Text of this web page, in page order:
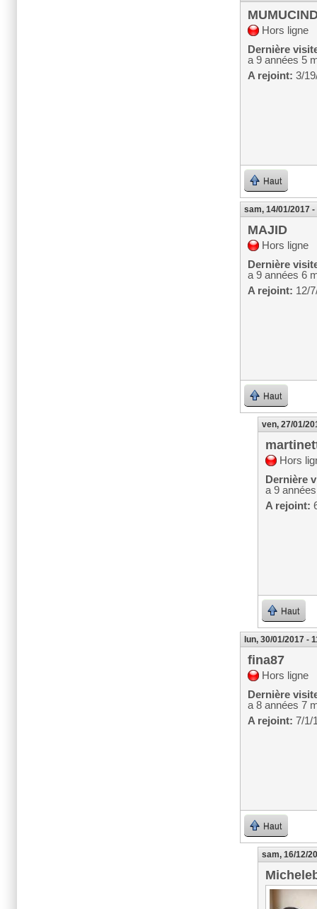
Hors ligne
Dernière
a 9 années 5
A rejoint: 3/
Haut
sam, 14/01/2017
MAJID
Hors ligne
Dernière
a 9 années 6
A rejoint: 12/
Haut
ven, 27/01/
Hors
Dernière
a 9
A rejoint:
Haut
lun, 30/01/2017 -
fina87
Hors ligne
Dernière
a 8 années 7
A rejoint: 7/1/
Haut
sam, 16/12/